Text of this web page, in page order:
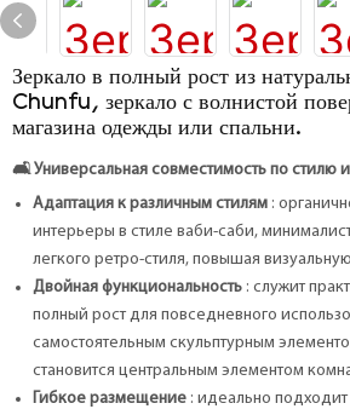
Зеркало в полный рост из
Chunfu, зеркало с волнистой
магазина одежды или спальни.
🛋️Универсальная совместимость по стилю
Адаптация к различным стилям:
интерьеры в стиле ваби-саби,
легкого ретро-стиля, повышая
Двойная функциональность: служит
полный рост для повседневного
самостоятельным скульптурным
становится центральным элементом
Гибкое размещение: идеально подходит